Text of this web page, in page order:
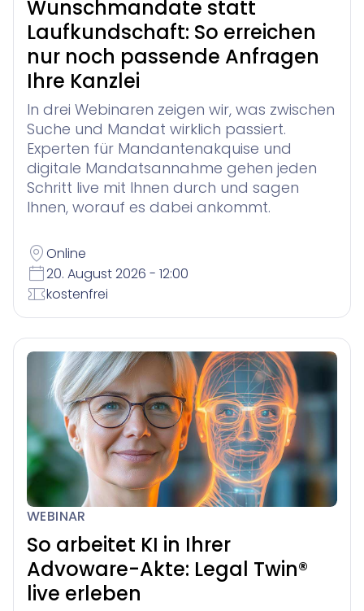
Wunschmandate statt
Laufkundschaft: So erreichen
nur noch passende Anfragen
Ihre Kanzlei
In drei Webinaren zeigen wir, was zwischen
Suche und Mandat wirklich passiert.
Experten für Mandantenakquise und
digitale Mandatsannahme gehen jeden
Schritt live mit Ihnen durch und sagen
Ihnen, worauf es dabei ankommt.
Online
20. August 2026 - 12:00
kostenfrei
WEBINAR
So arbeitet KI in Ihrer
Advoware-Akte: Legal Twin®
live erleben